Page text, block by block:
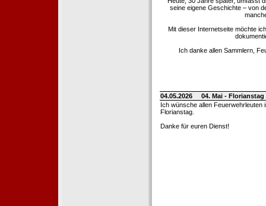
seine eigene Geschichte – von
Mit dieser Internetseite möchte
Ich danke allen Sammlern,
04.05.2026
04. Mai -
Ich wünsche allen Feuerwehrleuten
Florianstag.
Danke für euren Dienst!